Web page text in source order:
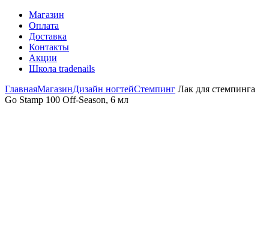
Магазин
Оплата
Доставка
Контакты
Акции
Школа tradenails
ГлавнаяМагазинДизайн ногтейСтемпинг Лак для стемпинга
Go Stamp 100 Off-Season, 6 мл